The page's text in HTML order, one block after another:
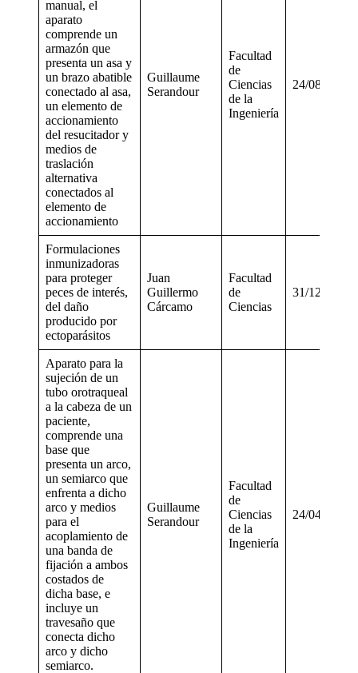
manual, el
aparato
comprende un
armazón que
presenta un asa y
un brazo abatible
conectado al asa,
un elemento de
accionamiento
del resucitador y
medios de
traslación
alternativa
conectados al
elemento de
accionamiento
Guillaume
Serandour
Facultad
de
Ciencias
de la
Ingeniería
24/08/2020
Formulaciones
inmunizadoras
para proteger
peces de interés,
del daño
producido por
ectoparásitos
Juan
Guillermo
Cárcamo
Facultad
de
Ciencias
31/12/2018
Aparato para la
sujeción de un
tubo orotraqueal
a la cabeza de un
paciente,
comprende una
base que
presenta un arco,
un semiarco que
enfrenta a dicho
arco y medios
para el
acoplamiento de
una banda de
fijación a ambos
costados de
dicha base, e
incluye un
travesaño que
conecta dicho
arco y dicho
semiarco.
Guillaume
Serandour
Facultad
de
Ciencias
de la
Ingeniería
24/04/2020